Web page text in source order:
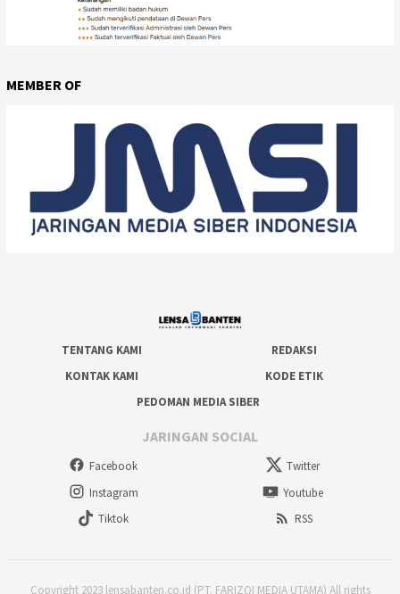
MEMBER OF
TENTANG KAMI
REDAKSI
KONTAK KAMI
KODE ETIK
PEDOMAN MEDIA SIBER
JARINGAN SOCIAL
Facebook
Twitter
Instagram
Youtube
Tiktok
RSS
Copyright 2023 lensabanten.co.id (PT. FARIZQI MEDIA UTAMA) All rights